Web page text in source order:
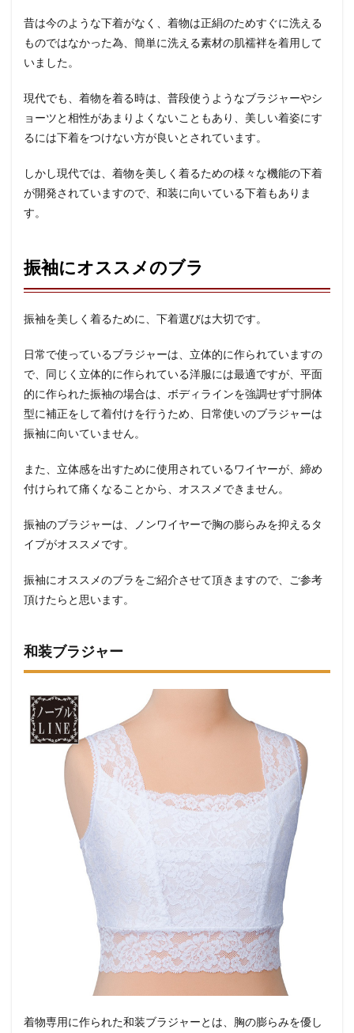
昔は今のような下着がなく、着物は正絹のためすぐに洗える
ものではなかった為、簡単に洗える素材の肌襦袢を着用して
いました。
現代でも、着物を着る時は、普段使うようなブラジャーやシ
ョーツと相性があまりよくないこともあり、美しい着姿にす
るには下着をつけない方が良いとされています。
しかし現代では、着物を美しく着るための様々な機能の下着
が開発されていますので、和装に向いている下着もありま
す。
振袖にオススメのブラ
振袖を美しく着るために、下着選びは大切です。
日常で使っているブラジャーは、立体的に作られていますの
で、同じく立体的に作られている洋服には最適ですが、平面
的に作られた振袖の場合は、ボディラインを強調せず寸胴体
型に補正をして着付けを行うため、日常使いのブラジャーは
振袖に向いていません。
また、立体感を出すために使用されているワイヤーが、締め
付けられて痛くなることから、オススメできません。
振袖のブラジャーは、ノンワイヤーで胸の膨らみを抑えるタ
イプがオススメです。
振袖にオススメのブラをご紹介させて頂きますので、ご参考
頂けたらと思います。
和装ブラジャー
着物専用に作られた和装ブラジャーとは、胸の膨らみを優し